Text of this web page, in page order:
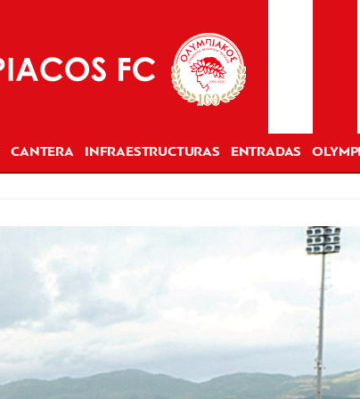
CANTERA INFRAESTRUCTURAS ENTRADAS